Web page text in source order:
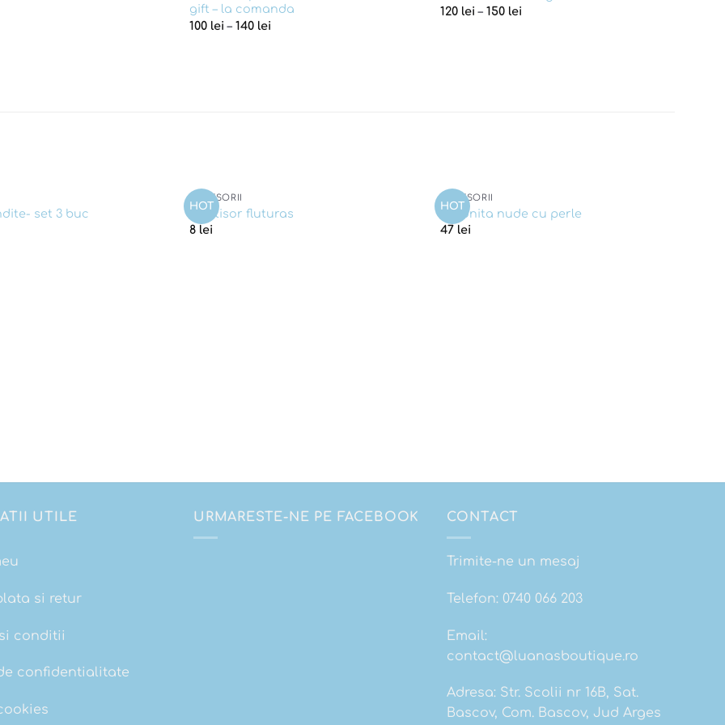
gift – la comanda
100 lei – 140 lei
120 lei – 150 lei
set 3 buc
HOT
ACCESORII
Martisor fluturas
8 lei
HOT
ACCESORII
Coronita nude cu perle
47 lei
UTILE
si retur
conditii
confidentialitate
URMARESTE-NE PE FACEBOOK CONTACT
Trimite-ne un mesaj
Telefon: 0740 066 203
Email:
contact@luanasboutique.ro
Adresa: Str. Scolii nr 16B, Sat.
Bascov, Com. Bascov, Jud Arges